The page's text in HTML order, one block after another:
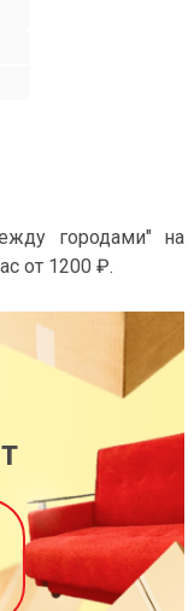
городами" на
от 1200 ₽.